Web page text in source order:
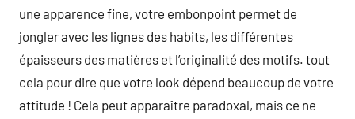
une apparence fine, votre embonpoint permet de
jongler avec les lignes des habits, les différentes
épaisseurs des matières et l’originalité des motifs. tout
cela pour dire que votre look dépend beaucoup de votre
attitude ! Cela peut apparaître paradoxal, mais ce ne